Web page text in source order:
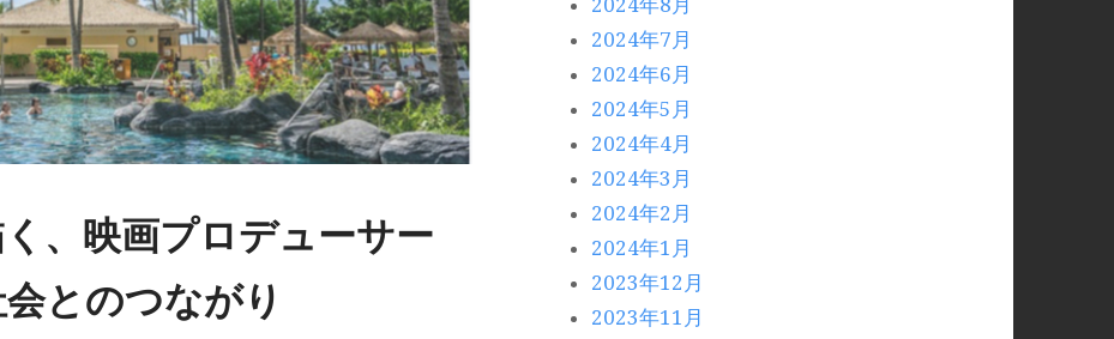
、映画プロデューサー
とのつながり
2024年8月
2024年7月
2024年6月
2024年5月
2024年4月
2024年3月
2024年2月
2024年1月
2023年12月
2023年11月